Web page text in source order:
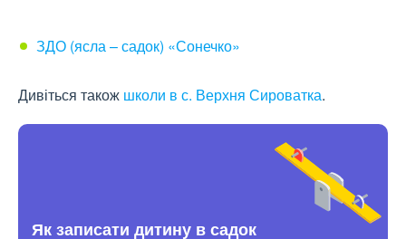
ЗДО (ясла – садок) «Сонечко»
Дивіться також школи в с. Верхня Сироватка.
Як записати дитину в садок